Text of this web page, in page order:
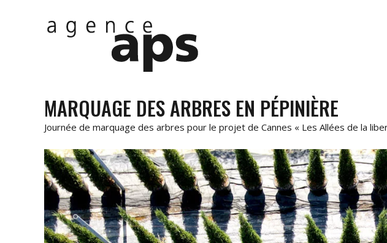
MARQUAGE DES ARBRES EN PÉPINIÈRE
Journée de marquage des arbres pour le projet de Cannes « Les Allées de la